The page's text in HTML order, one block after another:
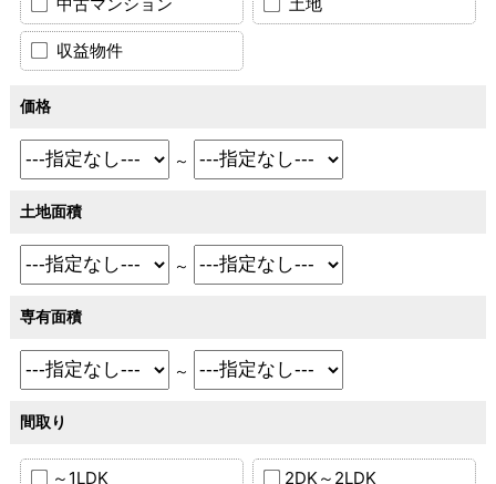
収益物件
価格
～
土地面積
～
専有面積
～
間取り
～1LDK 2DK～2LDK